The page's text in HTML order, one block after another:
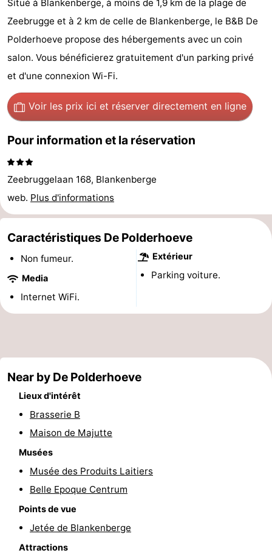
Garden
Blankenberge
Chambre
d'hôtes
Chaumières
Beachside
-
Blankenberger
Parcs
Haan
Last
Voir
et
Lieux
Musées
-
Points
Attractions
Croisières
Fermes
Aires
Bowling
Situé à Blankenberge, à moins de 1,9 km de la plage de
Zeebrugge et à 2 km de celle de Blankenberge, le B&B De
Polderhoeve propose des hébergements avec un coin
salon. Vous bénéficierez gratuitement d'un parking privé
et d'une connexion Wi-Fi.
Voir les prix ici et réserver directement en ligne
Pour information et la réservation
Zeebruggelaan 168, Blankenberge
web. Plus d'informations
Caractéristiques De Polderhoeve
Non fumeur.
Media
Internet WiFi.
Extérieur
Parking voiture.
Near by De Polderhoeve
Lieux d'intérêt
Brasserie B
Maison de Majutte
Musées
Musée des Produits Laitiers
Belle Epoque Centrum
Points de vue
Jetée de Blankenberge
Attractions